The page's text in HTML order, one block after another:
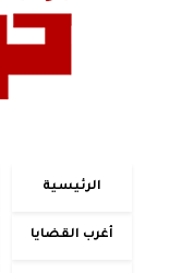
الرئيسية
أغرب القضايا